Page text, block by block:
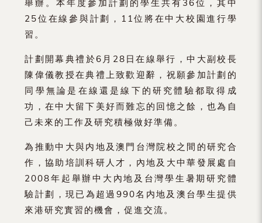
舉辦。本年度參加計劃的學生共有36位，其中
25位在線參與計劃，11位將在中大校園進行學
習。
計劃開幕典禮於6月28日在線舉行，中大副校長
陳偉儀教授在典禮上致歡迎辭，祝願參加計劃的
同學無論是在線還是線下的研究體驗都取得成
功，在中大留下美好而難忘的回憶之餘，也為自
己未來的工作及研究積極做好準備。
為推動中大與内地及澳門台灣院校之間的研究合
作，協助培訓科研人才，內地及大中華發展處自
2008年起舉辦中大內地及台灣學生暑期研究體
驗計劃，現已為超過990名内地及澳台學生提供
來港研究實習的機會，促進交流。